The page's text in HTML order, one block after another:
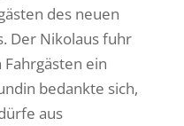
des neuen
Der Nikolaus fuhr
ein
bedankte sich,
aus